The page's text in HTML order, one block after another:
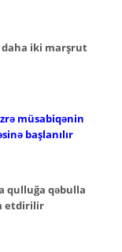
daha iki marşrut
müsabiqənin
başlanılır
qulluğa qəbulla
etdirilir